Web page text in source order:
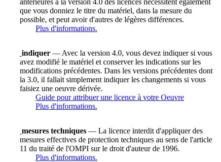
antérieures à la version 4.0 des licences nécessitent également
que vous donniez le titre du matériel, dans la mesure du
possible, et peut avoir d'autres de légères différences.
Plus d'informations.
indiquer — Avec la version 4.0, vous devez indiquer si vous
avez modifié le matériel et conserver les indications sur les
modifications précédentes. Dans les versions précédentes dont
la 3.0, il fallait simplement indiquer les changements si vous
faisiez une oeuvre dérivée.
Guide pour attribuer une licence à votre Oeuvre
Plus d'informations.
mesures techniques — La licence interdit d'appliquer des
mesures effectives de protection techniques au sens de l'article
11 du traité de l'OMPI sur le droit d'auteur de 1996.
Plus d'informations.